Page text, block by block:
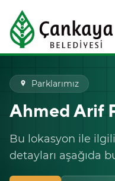
place Parklarımız
Ahmed Arif
Bu lokasyon ile
detayları aşağıda